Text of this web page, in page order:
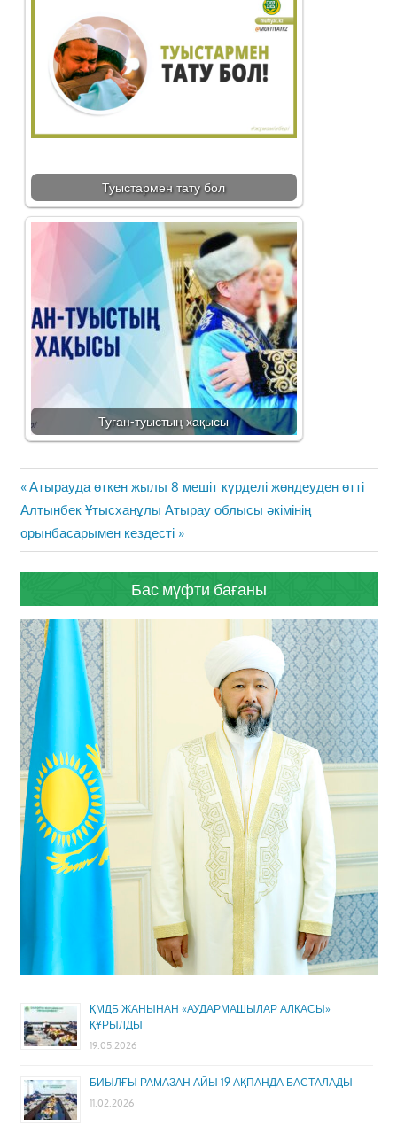
Туыстармен тату бол
Туған-туыстың хақысы
Жазба
навигациясы
Previous
Post:
Атырауда өткен жылы 8 мешіт күрделі жөндеуден өтті
Next
Post:
Алтынбек Ұтысханұлы Атырау облысы әкімінің
орынбасарымен кездесті
Бас мүфти бағаны
ҚМДБ ЖАНЫНАН «АУДАРМАШЫЛАР АЛҚАСЫ»
ҚҰРЫЛДЫ
19.05.2026
БИЫЛҒЫ РАМАЗАН АЙЫ 19 АҚПАНДА БАСТАЛАДЫ
11.02.2026